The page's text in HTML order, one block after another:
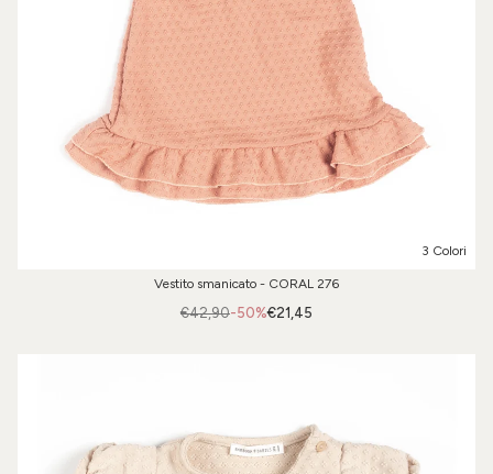
3 Colori
Vestito smanicato - CORAL 276
-50%
€42,90 €21,45